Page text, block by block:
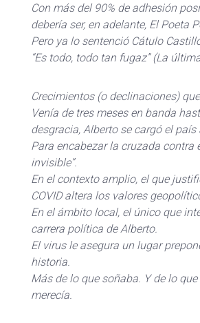
Con más del 90% de adhesión
debería ser, en adelante, El Poeta
Pero ya lo sentenció Cátulo
“Es todo, todo tan fugaz” (La
Crecimientos (o declinaciones)
Venía de tres meses en banda
desgracia, Alberto se cargó el país
Para encabezar la cruzada contra
invisible”.
En el contexto amplio, el que
COVID altera los valores
En el ámbito local, el único que
carrera política de Alberto.
El virus le asegura un lugar
historia.
Más de lo que soñaba. Y de lo
merecía.